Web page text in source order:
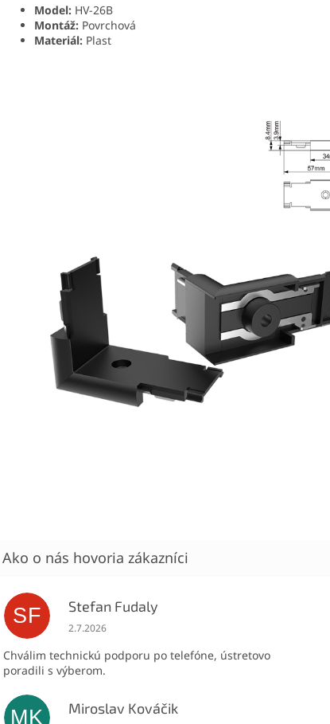
Model: HV-26B
Montáž: Povrchová
Materiál: Plast
SF Stefan Fudaly
Hodnotenie obchodu je 5 z 5 hviezdičiek.
2.7.2026
Chválim technickú podporu po telefóne, ústretovo
poradili s výberom.
MK Miroslav Kováčik